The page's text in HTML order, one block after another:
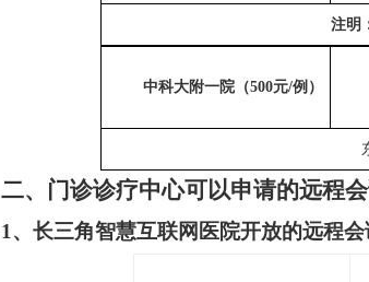
注明
中科大附一院（500元/例）
二、门诊诊疗中心可以申请的远程
1 、长三角智慧互联网医院开放的远程